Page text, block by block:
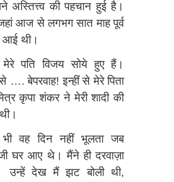
अस्तित्त्व की पहचान हुई है।
आज से लगभग सात माह पूर्व
आई थी।
मेरे पति विजय सोये हुए हैं।
बेपरवाह! इन्हीं से मेरे पिता
कृपा शंकर ने मेरी शादी की
वह दिन नहीं भूलता जब
घर आए थे। मैंने ही दरवाज़ा
उन्हें देख मैं झट बोली थी,